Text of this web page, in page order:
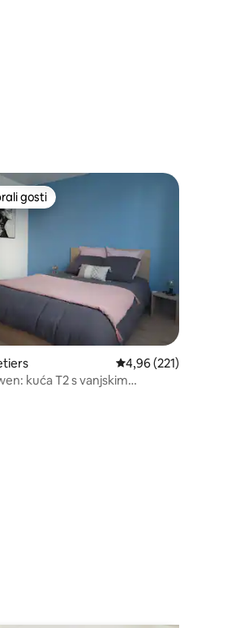
recenzija: 94
rangiranima s oznakom „Odabrali gosti”
gosti
Prosječna ocjena:
4,96 (221)
kuća T2 s vanjskim